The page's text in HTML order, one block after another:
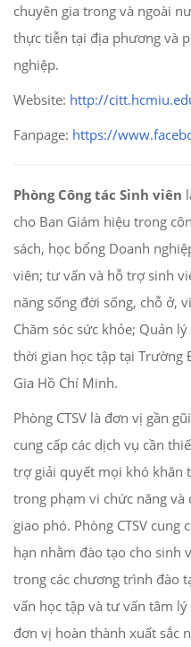
chuyên gia trong và ngoài
thực tiễn tại địa phương và
nghiệp.
Website: http://
Fanpage: https://
Phòng Công tác Sinh viên
cho Ban Giám hiệu trong
sách, học bổng Doanh
viên; tư vấn và hỗ trợ sinh
năng sống đời sống, chỗ ở,
Chăm sóc sức khỏe; Quản
thời gian học tập tại Trường
Gia Hồ Chí Minh.
Phòng CTSV là đơn vị gần
cung cấp các dịch vụ cần
trợ giải quyết mọi khó khăn
trong phạm vi chức năng
giao phó. Phòng CTSV cung
hạn nhằm đào tạo cho sinh
trong các chương trình đào
vấn học tập và tư vấn tâm
đơn vị hoàn thành xuất sắc